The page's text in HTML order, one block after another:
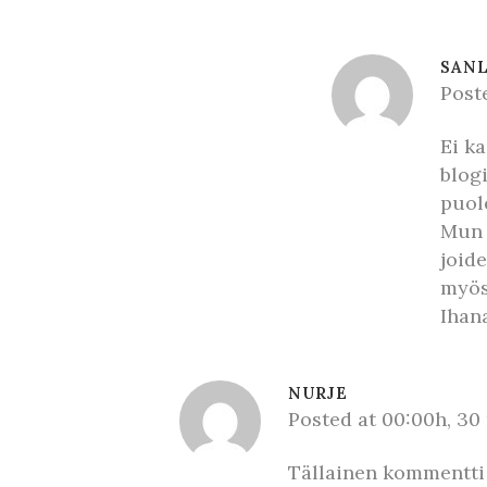
Ei
NURJE
Posted at 00:00h,
Tällainen